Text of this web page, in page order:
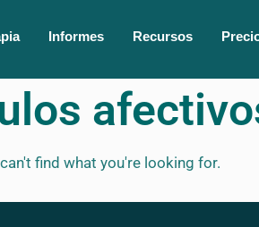
Informes Recursos
find what you're looking for.